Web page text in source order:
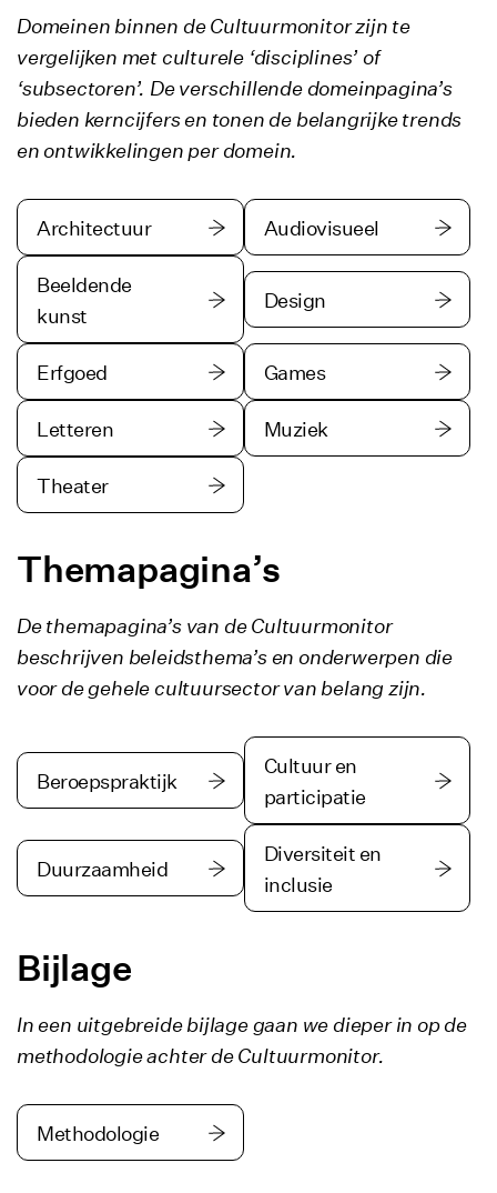
Domeinen binnen de Cultuurmonitor zijn te
vergelijken met culturele ‘disciplines’ of
‘subsectoren’. De verschillende domeinpagina’s
bieden kerncijfers en tonen de belangrijke trends
en ontwikkelingen per domein.
Architectuur Audiovisueel
Beeldende
kunst
Design
Erfgoed Games
Letteren Muziek
Theater
Themapagina’s
De themapagina’s van de Cultuurmonitor
beschrijven beleidsthema’s en onderwerpen die
voor de gehele cultuursector van belang zijn.
Beroepspraktijk
Cultuur en
participatie
Duurzaamheid
Diversiteit en
inclusie
Bijlage
In een uitgebreide bijlage gaan we dieper in op de
methodologie achter de Cultuurmonitor.
Methodologie